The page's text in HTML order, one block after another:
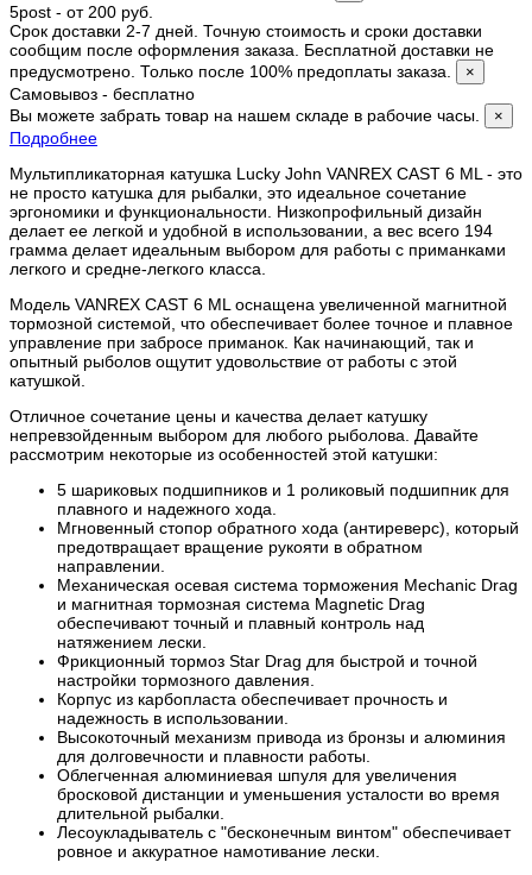
5post - от 200 руб.
Срок доставки 2-7 дней. Точную стоимость и сроки доставки
сообщим после оформления заказа. Бесплатной доставки не
предусмотрено. Только после 100% предоплаты заказа.
×
Самовывоз - бесплатно
Вы можете забрать товар на нашем складе в рабочие часы.
×
Подробнее
Мультипликаторная катушка Lucky John VANREX CAST 6 ML - это
не просто катушка для рыбалки, это идеальное сочетание
эргономики и функциональности. Низкопрофильный дизайн
делает ее легкой и удобной в использовании, а вес всего 194
грамма делает идеальным выбором для работы с приманками
легкого и средне-легкого класса.
Модель VANREX CAST 6 ML оснащена увеличенной магнитной
тормозной системой, что обеспечивает более точное и плавное
управление при забросе приманок. Как начинающий, так и
опытный рыболов ощутит удовольствие от работы с этой
катушкой.
Отличное сочетание цены и качества делает катушку
непревзойденным выбором для любого рыболова. Давайте
рассмотрим некоторые из особенностей этой катушки:
5 шариковых подшипников и 1 роликовый подшипник для
плавного и надежного хода.
Мгновенный стопор обратного хода (антиреверс), который
предотвращает вращение рукояти в обратном
направлении.
Механическая осевая система торможения Mechanic Drag
и магнитная тормозная система Magnetic Drag
обеспечивают точный и плавный контроль над
натяжением лески.
Фрикционный тормоз Star Drag для быстрой и точной
настройки тормозного давления.
Корпус из карбопласта обеспечивает прочность и
надежность в использовании.
Высокоточный механизм привода из бронзы и алюминия
для долговечности и плавности работы.
Облегченная алюминиевая шпуля для увеличения
бросковой дистанции и уменьшения усталости во время
длительной рыбалки.
Лесоукладыватель с "бесконечным винтом" обеспечивает
ровное и аккуратное намотивание лески.